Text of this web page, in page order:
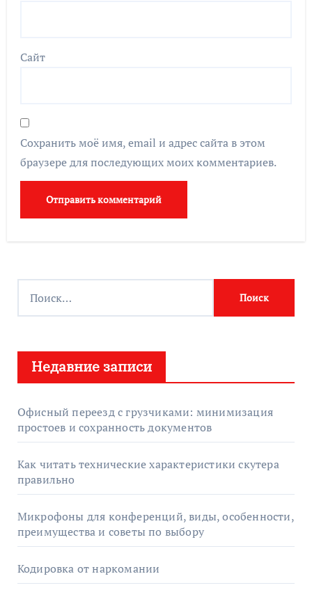
Сайт
Сохранить моё имя, email и адрес сайта в этом
браузере для последующих моих комментариев.
:
Недавние записи
Офисный переезд с грузчиками: минимизация
простоев и сохранность документов
Как читать технические характеристики скутера
правильно
Микрофоны для конференций, виды, особенности,
преимущества и советы по выбору
Кодировка от наркомании